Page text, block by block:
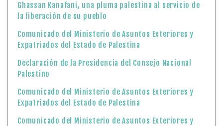
Ghassan Kanafani, una pluma palestina al servicio de
la liberación de su pueblo
Comunicado del Ministerio de Asuntos Exteriores y
Expatriados del Estado de Palestina
Declaración de la Presidencia del Consejo Nacional
Palestino
Comunicado del Ministerio de Asuntos Exteriores y
Expatriados del Estado de Palestina
Comunicado del Ministerio de Asuntos Exteriores y